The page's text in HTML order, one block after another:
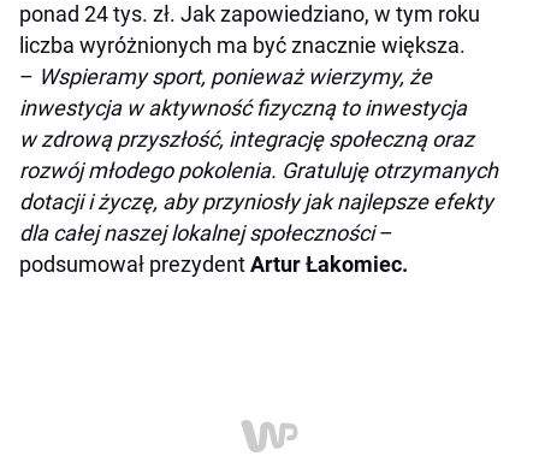
ponad 24 tys. zł. Jak zapowiedziano, w tym roku
liczba wyróżnionych ma być znacznie większa.
– Wspieramy sport, ponieważ wierzymy, że
inwestycja w aktywność fizyczną to inwestycja
w zdrową przyszłość, integrację społeczną oraz
rozwój młodego pokolenia. Gratuluję otrzymanych
dotacji i życzę, aby przyniosły jak najlepsze efekty
dla całej naszej lokalnej społeczności–
podsumował prezydentArtur Łakomiec.